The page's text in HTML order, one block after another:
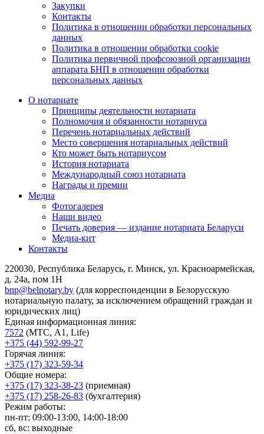
Закупки
Контакты
Политика в отношении обработки персональных
данных
Политика в отношении обработки cookie
Политика первичной профсоюзной организации
аппарата БНП в отношении обработки
персональных данных
О нотариате
Принципы деятельности нотариата
Полномочия и обязанности нотариуса
Перечень нотариальных действий
Место совершения нотариальных действий
Кто может быть нотариусом
История нотариата
Международный союз нотариата
Награды и премии
Медиа
Фотогалерея
Наши видео
Печать доверия — издание нотариата Беларуси
Медиа-кит
Контакты
220030, Республика Беларусь, г. Минск, ул. Красноармейская,
д. 24а, пом 1Н
bnp@belnotary.by (для корреспонденции в Белорусскую
нотариальную палату, за исключением обращений граждан и
юридических лиц)
Единая информационная линия:
7572 (МТС, A1, Life)
+375 (44) 592-99-27
Горячая линия:
+375 (17) 323-59-34
Общие номера:
+375 (17) 323-38-23 (приемная)
+375 (17) 258-26-83 (бухгалтерия)
Режим работы:
пн-пт: 09:00-13:00, 14:00-18:00
сб, вс: выходные